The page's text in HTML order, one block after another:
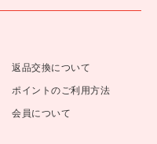
返品交換について
ポイントのご利用方法
会員について